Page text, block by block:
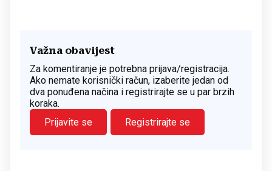
Važna obavijest
Za komentiranje je potrebna prijava/registracija.
Ako nemate korisnički račun, izaberite jedan od
dva ponuđena načina i registrirajte se u par brzih
koraka.
Prijavite se
Registrirajte se